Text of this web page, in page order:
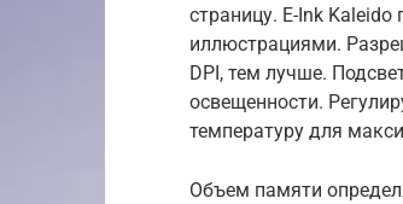
страницу. E-Ink
иллюстрациями.
DPI, тем лучше.
освещенности.
температуру для
Объем памяти